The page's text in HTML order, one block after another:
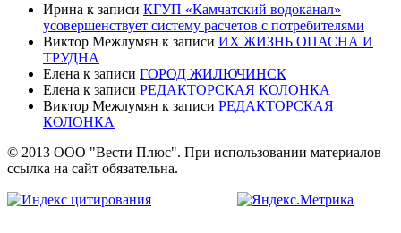
Ирина к записи КГУП «Камчатский водоканал»
усовершенствует систему расчетов с потребителями
Виктор Межлумян к записи ИХ ЖИЗНЬ ОПАСНА И
ТРУДНА
Елена к записи ГОРОД ЖИЛЮЧИНСК
Елена к записи РЕДАКТОРСКАЯ КОЛОНКА
Виктор Межлумян к записи РЕДАКТОРСКАЯ
КОЛОНКА
© 2013 ООО "Вести Плюс". При использовании материалов
ссылка на сайт обязательна.